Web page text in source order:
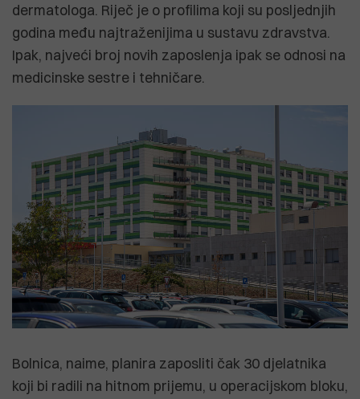
dermatologa. Riječ je o profilima koji su posljednjih
godina među najtraženijima u sustavu zdravstva.
Ipak, najveći broj novih zaposlenja ipak se odnosi na
medicinske sestre i tehničare.
Bolnica, naime, planira zaposliti čak 30 djelatnika
koji bi radili na hitnom prijemu, u operacijskom bloku,